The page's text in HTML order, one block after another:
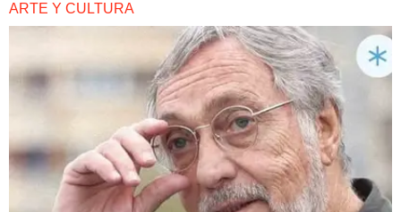
ARTE Y CULTURA